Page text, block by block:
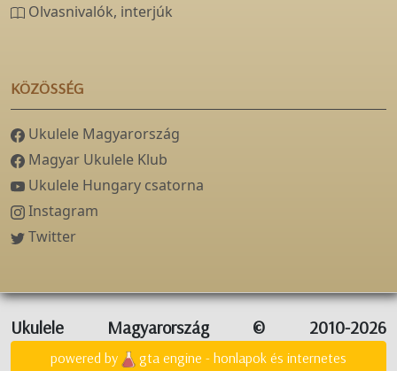
Olvasnivalók, interjúk
KÖZÖSSÉG
Ukulele Magyarország
Magyar Ukulele Klub
Ukulele Hungary csatorna
Instagram
Twitter
Ukulele Magyarország © 2010-2026
powered by gta engine - honlapok és internetes